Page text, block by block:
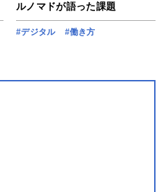
ルノマドが語った課題
#デジタル #働き方